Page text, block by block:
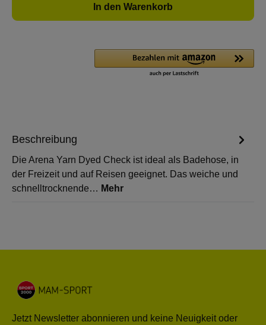
In den Warenkorb
Beschreibung
Die Arena Yarn Dyed Check ist ideal als Badehose, in
der Freizeit und auf Reisen geeignet. Das weiche und
schnelltrocknende… Mehr
Jetzt Newsletter abonnieren und keine Neuigkeit oder